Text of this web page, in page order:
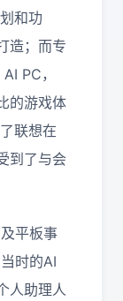
和功
造；而专
PC，
的游戏体
联想在
到了与会
平板事
时的AI
人助理人